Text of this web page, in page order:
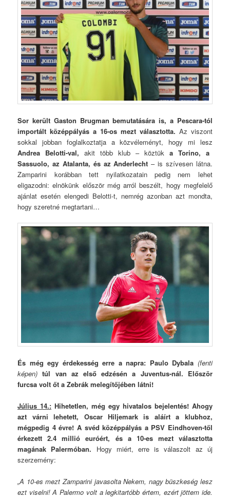
Sor került Gaston Brugman bemutatására is, a Pescara-tól
importált középpályás a 16-os mezt választotta. Az viszont
sokkal jobban foglalkoztatja a közvéleményt, hogy mi lesz
Andrea Belotti-val,akit több klub – köztük a Torino, a
Sassuolo, az Atalanta, és az Anderlecht – is szívesen látna.
Zamparini korábban tett nyilatkozatain pedig nem lehet
eligazodni: elnökünk először még arról beszélt, hogy megfelelő
ajánlat esetén elengedi Belotti-t, nemrég azonban azt mondta,
hogy szeretné megtartani…
És még egy érdekesség erre a napra: Paulo Dybala (fenti
képen) túl van az első edzésén a Juventus-nál. Először
furcsa volt őt a Zebrák melegítőjében látni!
Július 14.: Hihetetlen, még egy hivatalos bejelentés! Ahogy
azt várni lehetett, Oscar Hiljemark is aláírt a klubhoz,
mégpedig 4 évre! A svéd középpályás a PSV Eindhoven-től
érkezett 2.4 millió euróért, és a 10-es mezt választotta
magának Palermóban. Hogy miért, erre is válaszolt az új
szerzemény:
„A 10-es mezt Zamparini javasolta Nekem, nagy büszkeség lesz
ezt viselni! A Palermo volt a legkitartóbb értem, ezért jöttem ide.